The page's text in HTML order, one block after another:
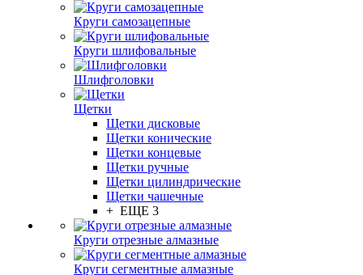
Круги самозацепные
Круги шлифовальные
Шлифголовки
Щетки
Щетки дисковые
Щетки конические
Щетки концевые
Щетки ручные
Щетки цилиндрические
Щетки чашечные
+ ЕЩЕ 3
Круги отрезные алмазные
Круги сегментные алмазные